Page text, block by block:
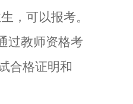
，可以报考。
过教师资格考
合格证明和